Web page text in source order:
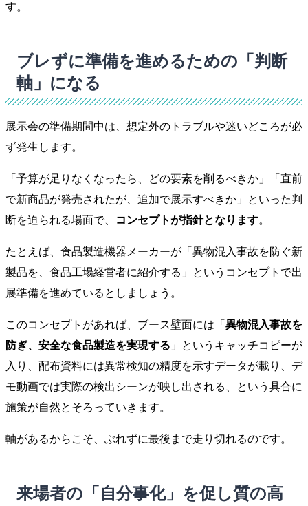
す。
ブレずに準備を進めるための「判断
軸」になる
展示会の準備期間中は、想定外のトラブルや迷いどころが必
ず発生します。
「予算が足りなくなったら、どの要素を削るべきか」「直前
で新商品が発売されたが、追加で展示すべきか」といった判
断を迫られる場面で、
コンセプトが指針となります。
たとえば、食品製造機器メーカーが「異物混入事故を防ぐ新
製品を、食品工場経営者に紹介する」というコンセプトで出
展準備を進めているとしましょう。
このコンセプトがあれば、ブース壁面には「 異物混入事故を
防ぎ、安全な食品製造を実現する 」というキャッチコピーが
入り、配布資料には異常検知の精度を示すデータが載り、デ
モ動画では実際の検出シーンが映し出される、という具合に
施策が自然とそろっていきます。
軸があるからこそ、ぶれずに最後まで走り切れるのです。
来場者の「自分事化」を促し質の高